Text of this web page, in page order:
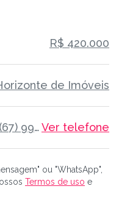
R$ 420.000
de Imóveis
(67) 99173-8849Ver telefone
ou "WhatsApp",
Termos de uso e